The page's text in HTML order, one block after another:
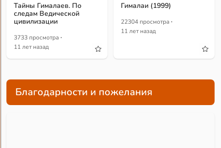
Тайны Гималаев. По
следам Ведической
цивилизации
3733 просмотра ·
11 лет назад
Гималаи (1999)
22304 просмотра ·
11 лет назад
Благодарности и пожелания